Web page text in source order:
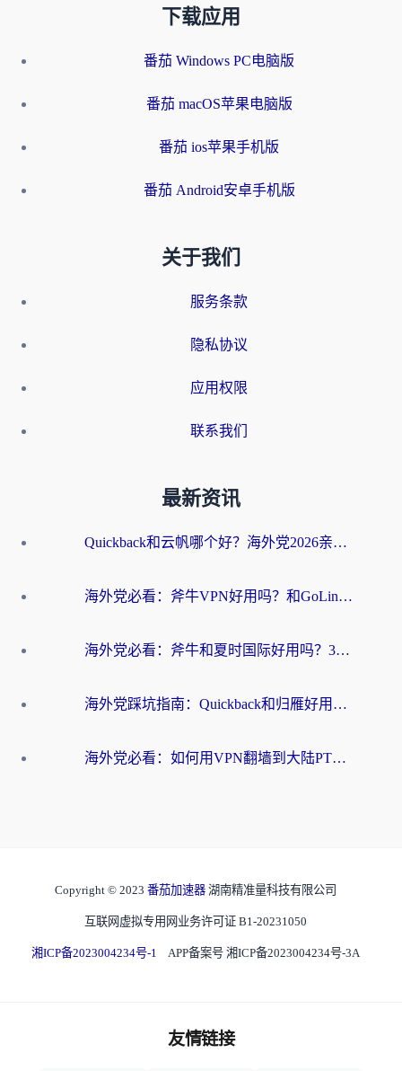
下载应用
番茄 Windows PC电脑版
番茄 macOS苹果电脑版
番茄 ios苹果手机版
番茄 Android安卓手机版
关于我们
服务条款
隐私协议
应用权限
联系我们
最新资讯
Quickback和云帆哪个好？海外党2026亲测指南：选对加速器大陆工具，无缝刷国内剧玩国服
海外党必看：斧牛VPN好用吗？和GoLinkVPN对比哪个回国效果更好？
海外党必看：斧牛和夏时国际好用吗？3步选对回国加速器，无缝刷国内资源
海外党踩坑指南：Quickback和归雁好用吗？选对加速器才能无缝刷国内资源
海外党必看：如何用VPN翻墙到大陆PTT？一篇解决你所有回国加速痛点
Copyright © 2023 番茄加速器 湖南精准量科技有限公司
互联网虚拟专用网业务许可证 B1-20231050
湘ICP备2023004234号-1 APP备案号 湘ICP备2023004234号-3A
友情链接